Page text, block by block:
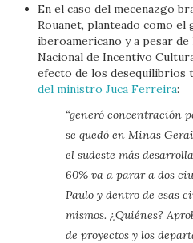
En el caso del mecenazgo
Rouanet, planteado como el
iberoamericano y a pesar
Nacional de Incentivo
efecto de los
del ministro Juca Ferreira:
“generó concentración
se quedó en Minas
el sudeste más
60% va a parar a dos
Paulo y dentro de esas
mismos. ¿Quiénes?
de proyectos y los